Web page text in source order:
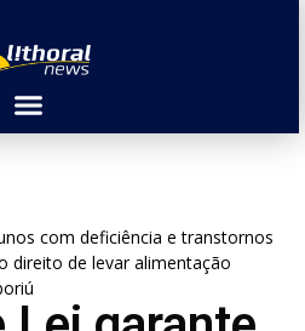
com deficiência e transtornos
direito de levar alimentação